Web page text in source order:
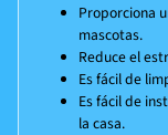
Proporciona
mascotas.
Reduce el
Es fácil de
Es fácil de
la casa.